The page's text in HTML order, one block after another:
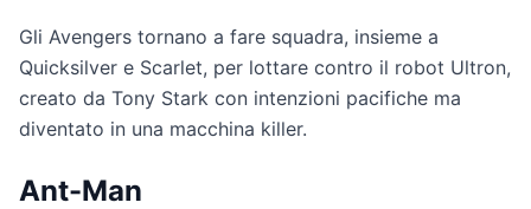
Gli Avengers tornano a fare squadra, insieme a
Quicksilver e Scarlet, per lottare contro il robot Ultron,
creato da Tony Stark con intenzioni pacifiche ma
diventato in una macchina killer.
Ant-Man